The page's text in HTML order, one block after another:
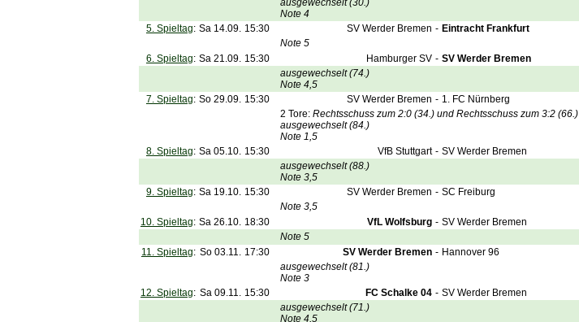
ausgewechselt (30.)
Note 4
5. Spieltag: Sa 14.09. 15:30 SV Werder Bremen - Eintracht Frankfurt
Note 5
6. Spieltag: Sa 21.09. 15:30 Hamburger SV - SV Werder Bremen
ausgewechselt (74.)
Note 4,5
7. Spieltag: So 29.09. 15:30 SV Werder Bremen - 1. FC Nürnberg
2 Tore: Rechtsschuss zum 2:0 (34.) und Rechtsschuss zum 3:2 (66.)
ausgewechselt (84.)
Note 1,5
8. Spieltag: Sa 05.10. 15:30 VfB Stuttgart - SV Werder Bremen
ausgewechselt (88.)
Note 3,5
9. Spieltag: Sa 19.10. 15:30 SV Werder Bremen - SC Freiburg
Note 3,5
10. Spieltag: Sa 26.10. 18:30 VfL Wolfsburg - SV Werder Bremen
Note 5
11. Spieltag: So 03.11. 17:30 SV Werder Bremen - Hannover 96
ausgewechselt (81.)
Note 3
12. Spieltag: Sa 09.11. 15:30 FC Schalke 04 - SV Werder Bremen
ausgewechselt (71.)
Note 4,5